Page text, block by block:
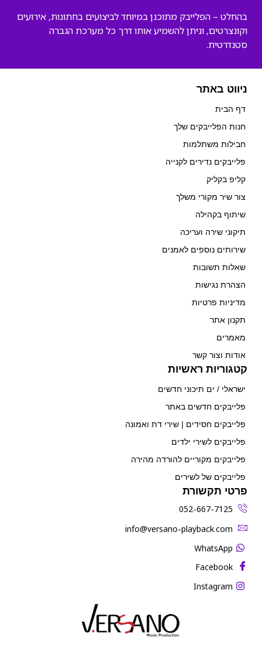
בהחלט – הפלייבק מתוכנן במיוחד לביצועים בחתונות, אירועים
וקונצרטים, וניתן להשמיע אותו דרך כל מערכת הגברה
סטנדרטית.
ניווט באתר
דף הבית
חנות הפלייבקים שלך
חבילות משתלמות
פלייבקים נדירים לקנייה
קליפ בקליק
צור שיר מקורי משלך
שיתוף בקהילה
תיקוני שירה ועריכה
שירותים נוספים לאמנים
שאלות תשובות
הצהרת נגישות
מדיניות פרטיות
תקנון אתר
מאמרים
אודות וצור קשר
קטגוריות ראשיות
ישראלי / ים תיכוני חדשים
פלייבקים חדשים באתר
פלייבקים חסידים | שירי דת ואמונה
פלייבקים לשירי ילדים
פלייבקים מקוריים להורדה מהירה
פלייבקים של לשירים
פרטי תקשורת
052-667-7125
‫info@versano-playback.com‬
WhatsApp
Facebook
Instagram